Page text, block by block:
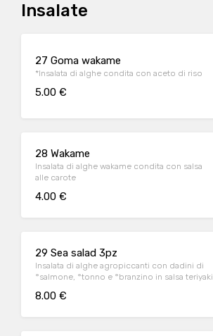
Insalate
27 Goma wakame
*Insalata di alghe condita con aceto di riso
5.00 €
28 Wakame
Insalata di alghe wakame condita con salsa
alle carote
4.00 €
29 Sea salad 3pz
Insalata di alghe agropiccanti con dadini di
°salmone, °tonno e °branzino in salsa teriyaki
8.00 €